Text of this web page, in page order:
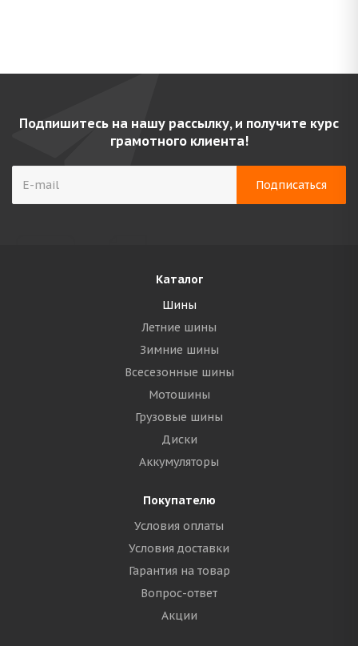
Подпишитесь на нашу рассылку, и получите курс
грамотного клиента!
Каталог
Шины
Летние шины
Зимние шины
Всесезонные шины
Мотошины
Грузовые шины
Диски
Аккумуляторы
Покупателю
Условия оплаты
Условия доставки
Гарантия на товар
Вопрос-ответ
Акции